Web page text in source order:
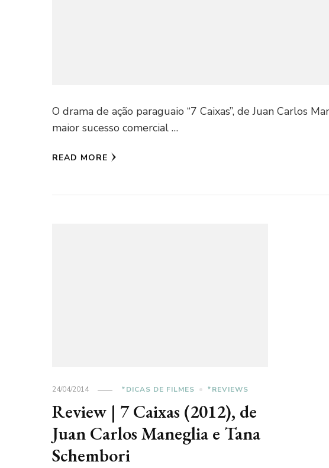
O drama de ação paraguaio “7 Caixas”, de Juan Carlos
maior sucesso comercial …
READ MORE
24/04/2014 *DICAS DE FILMES *REVIEWS
Review | 7 Caixas (2012), de
Juan Carlos Maneglia e Tana
Schembori